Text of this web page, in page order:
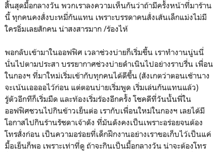
สิ้นสุดมื้อกลางวัน พวกเราลงความเห็นกันว่าถ้ามีครั้งหน้าที่มาร้าน
นี้ ทุกคนคงสั่งบะหมี่กันแทน เพราะบรรดาคนสั่งเส้นเล็กแม่งไม่มี
ใครอิ่มเลยสักคน น่าสงสารมาก /ร้องไห้
พอกลับเข้ามาในออฟฟิศ เวลาช่วงบ่ายก็เริ่มขึ้น เราทำงานนู่นนี่
นั่นไปตามประสา บรรยากาศช่วงบ่ายดำเนินไปอย่างราบรื่น เพื่อน
ในกองฯ ที่มาใหม่เริ่มเข้ากับทุกคนได้ดีขึ้น (สังเกตว่าตอนเช้านาง
จะเน้นเออออไว้ก่อน แต่ตอนบ่ายเริ่มพูด เริ่มเล่นกันแทนแล้ว)
รู้ตัวอีกทีก็เริ่มมืด และท้องเริ่มร้องอีกครั้ง โชคดีที่วันนั้นพี่ใน
ออฟฟิศชวนไปกินข้าวเย็นต่อ เรากับเพื่อนใหม่ในกองฯ เลยได้มี
โอกาสไปกินร้านรัชดาเจ้าดัง ที่มันดังคงเป็นเพราะอร่อยจนต้อง
โทรสั่งก่อน เป็นความอร่อยที่เด็กฝึกงานอย่างเราขอเก็บไว้เป็นแค่
มื้อเย็นก็พอ เพราะเท่าที่ดู ถ้าจะกินเป็นมื้อกลางวัน น่าจะต้องโทร